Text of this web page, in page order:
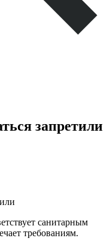
запретили
санитарным
требованиям.